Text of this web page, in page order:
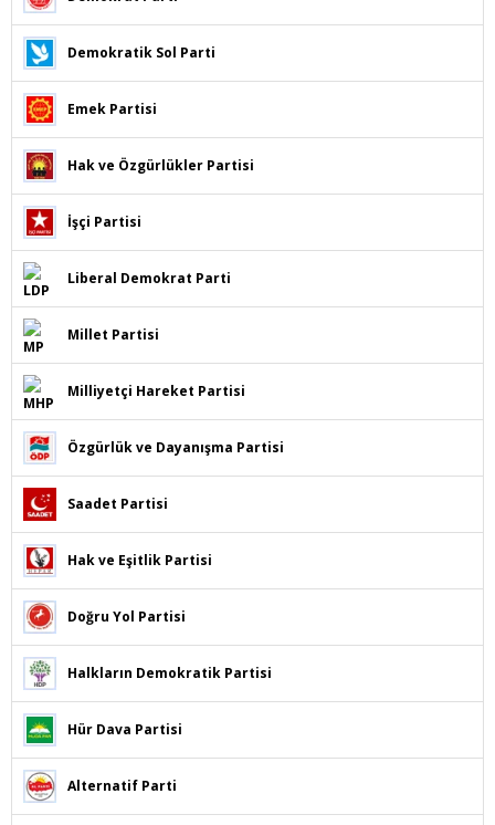
Demokratik Sol Parti
Emek Partisi
Hak ve Özgürlükler Partisi
İşçi Partisi
Liberal Demokrat Parti
Millet Partisi
Milliyetçi Hareket Partisi
Özgürlük ve Dayanışma Partisi
Saadet Partisi
Hak ve Eşitlik Partisi
Doğru Yol Partisi
Halkların Demokratik Partisi
Hür Dava Partisi
Alternatif Parti